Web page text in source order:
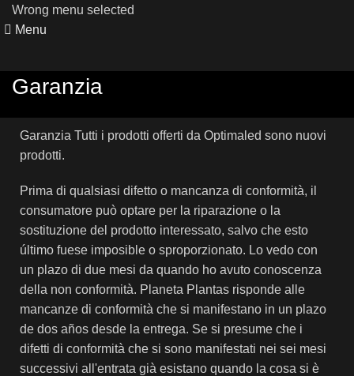
Wrong menu selected
Menu
Garanzia
Garanzia Tutti i prodotti offerti da Optimaled sono nuovi
prodotti.
Prima di qualsiasi difetto o mancanza di conformità, il
consumatore può optare per la riparazione o la
sostituzione del prodotto interessato, salvo che esto
último fuese imposible o sproporzionato. Lo vedo con
un plazo di due mesi da quando ho avuto conoscenza
della non conformità. Planeta Plantas risponde alle
mancanze di conformità che si manifestano in un plazo
de dos años desde la entrega. Se si presume che i
difetti di conformità che si sono manifestati nei sei mesi
successivi all'entrata già esistano quando la cosa si è